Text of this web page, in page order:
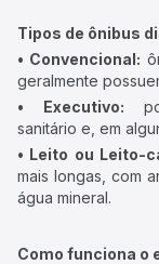
Tipos de ônibus
• Convencional:
geralmente
• Executivo:
sanitário e, em
• Leito ou Leito-
mais longas, com
água mineral.
Como funciona o